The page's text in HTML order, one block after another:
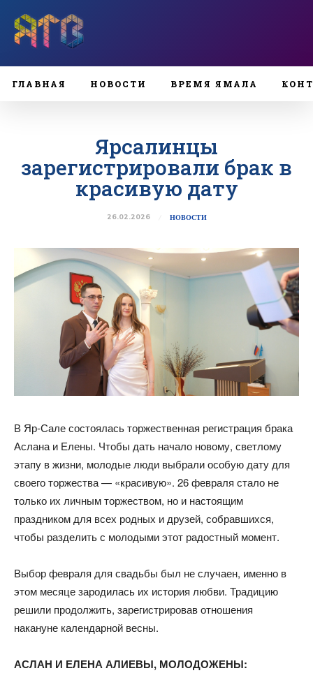
ГЛАВНАЯ НОВОСТИ ВРЕМЯ ЯМАЛА
Ярсалинцы
зарегистрировали брак в
красивую дату
26.02.2026 НОВОСТИ
В Яр-Сале состоялась торжественная регистрация брака
Аслана и Елены. Чтобы дать начало новому, светлому
этапу в жизни, молодые люди выбрали особую дату для
своего торжества — «красивую». 26 февраля стало не
только их личным торжеством, но и настоящим
праздником для всех родных и друзей, собравшихся,
чтобы разделить с молодыми этот радостный момент.
Выбор февраля для свадьбы был не случаен, именно в
этом месяце зародилась их история любви. Традицию
решили продолжить, зарегистрировав отношения
накануне календарной весны.
АСЛАН И ЕЛЕНА АЛИЕВЫ, МОЛОДОЖЕНЫ:​